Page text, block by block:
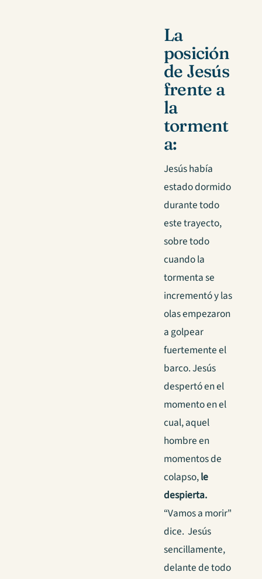
La
posición
de Jesús
frente a
la
torment
a:
Jesús había
estado dormido
durante todo
este trayecto,
sobre todo
cuando la
tormenta se
incrementó y las
olas empezaron
a golpear
fuertemente el
barco. Jesús
despertó en el
momento en el
cual, aquel
hombre en
momentos de
colapso,le
despierta.
“Vamos a morir"
dice. Jesús
sencillamente,
delante de todo